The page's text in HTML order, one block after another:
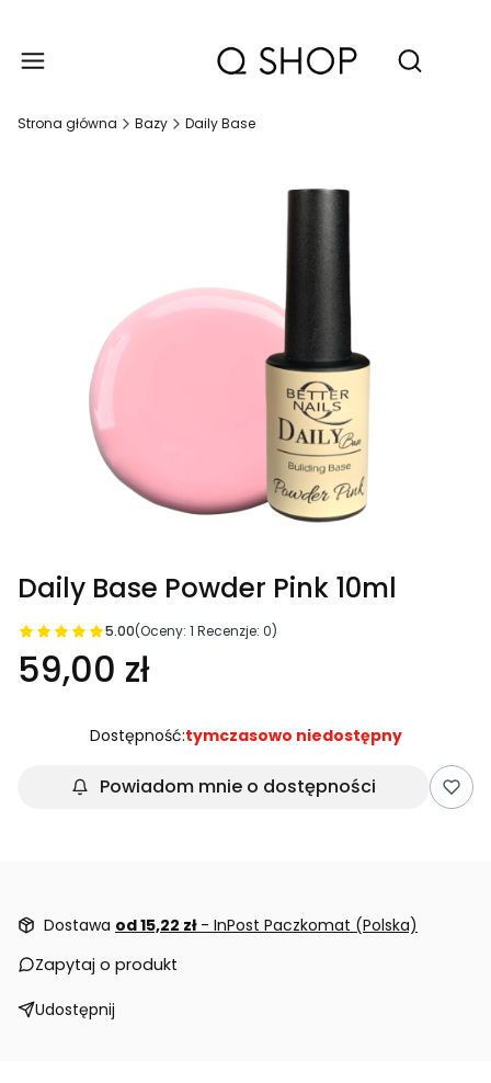
Otwórz
Strona główna Bazy Daily Base
Daily Base Powder Pink 10ml
5.00(Oceny: 1 Recenzje: 0)
59,00 zł
Dostępność:tymczasowo niedostępny
Powiadom mnie o dostępności
Dostawa od 15,22 zł - InPost Paczkomat (Polska)
Zapytaj o produkt
Udostępnij